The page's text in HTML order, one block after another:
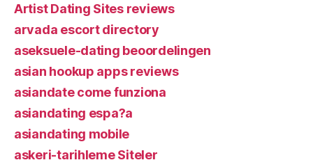
Artist Dating Sites reviews
arvada escort directory
aseksuele-dating beoordelingen
asian hookup apps reviews
asiandate come funziona
asiandating espa?a
asiandating mobile
askeri-tarihleme Siteler